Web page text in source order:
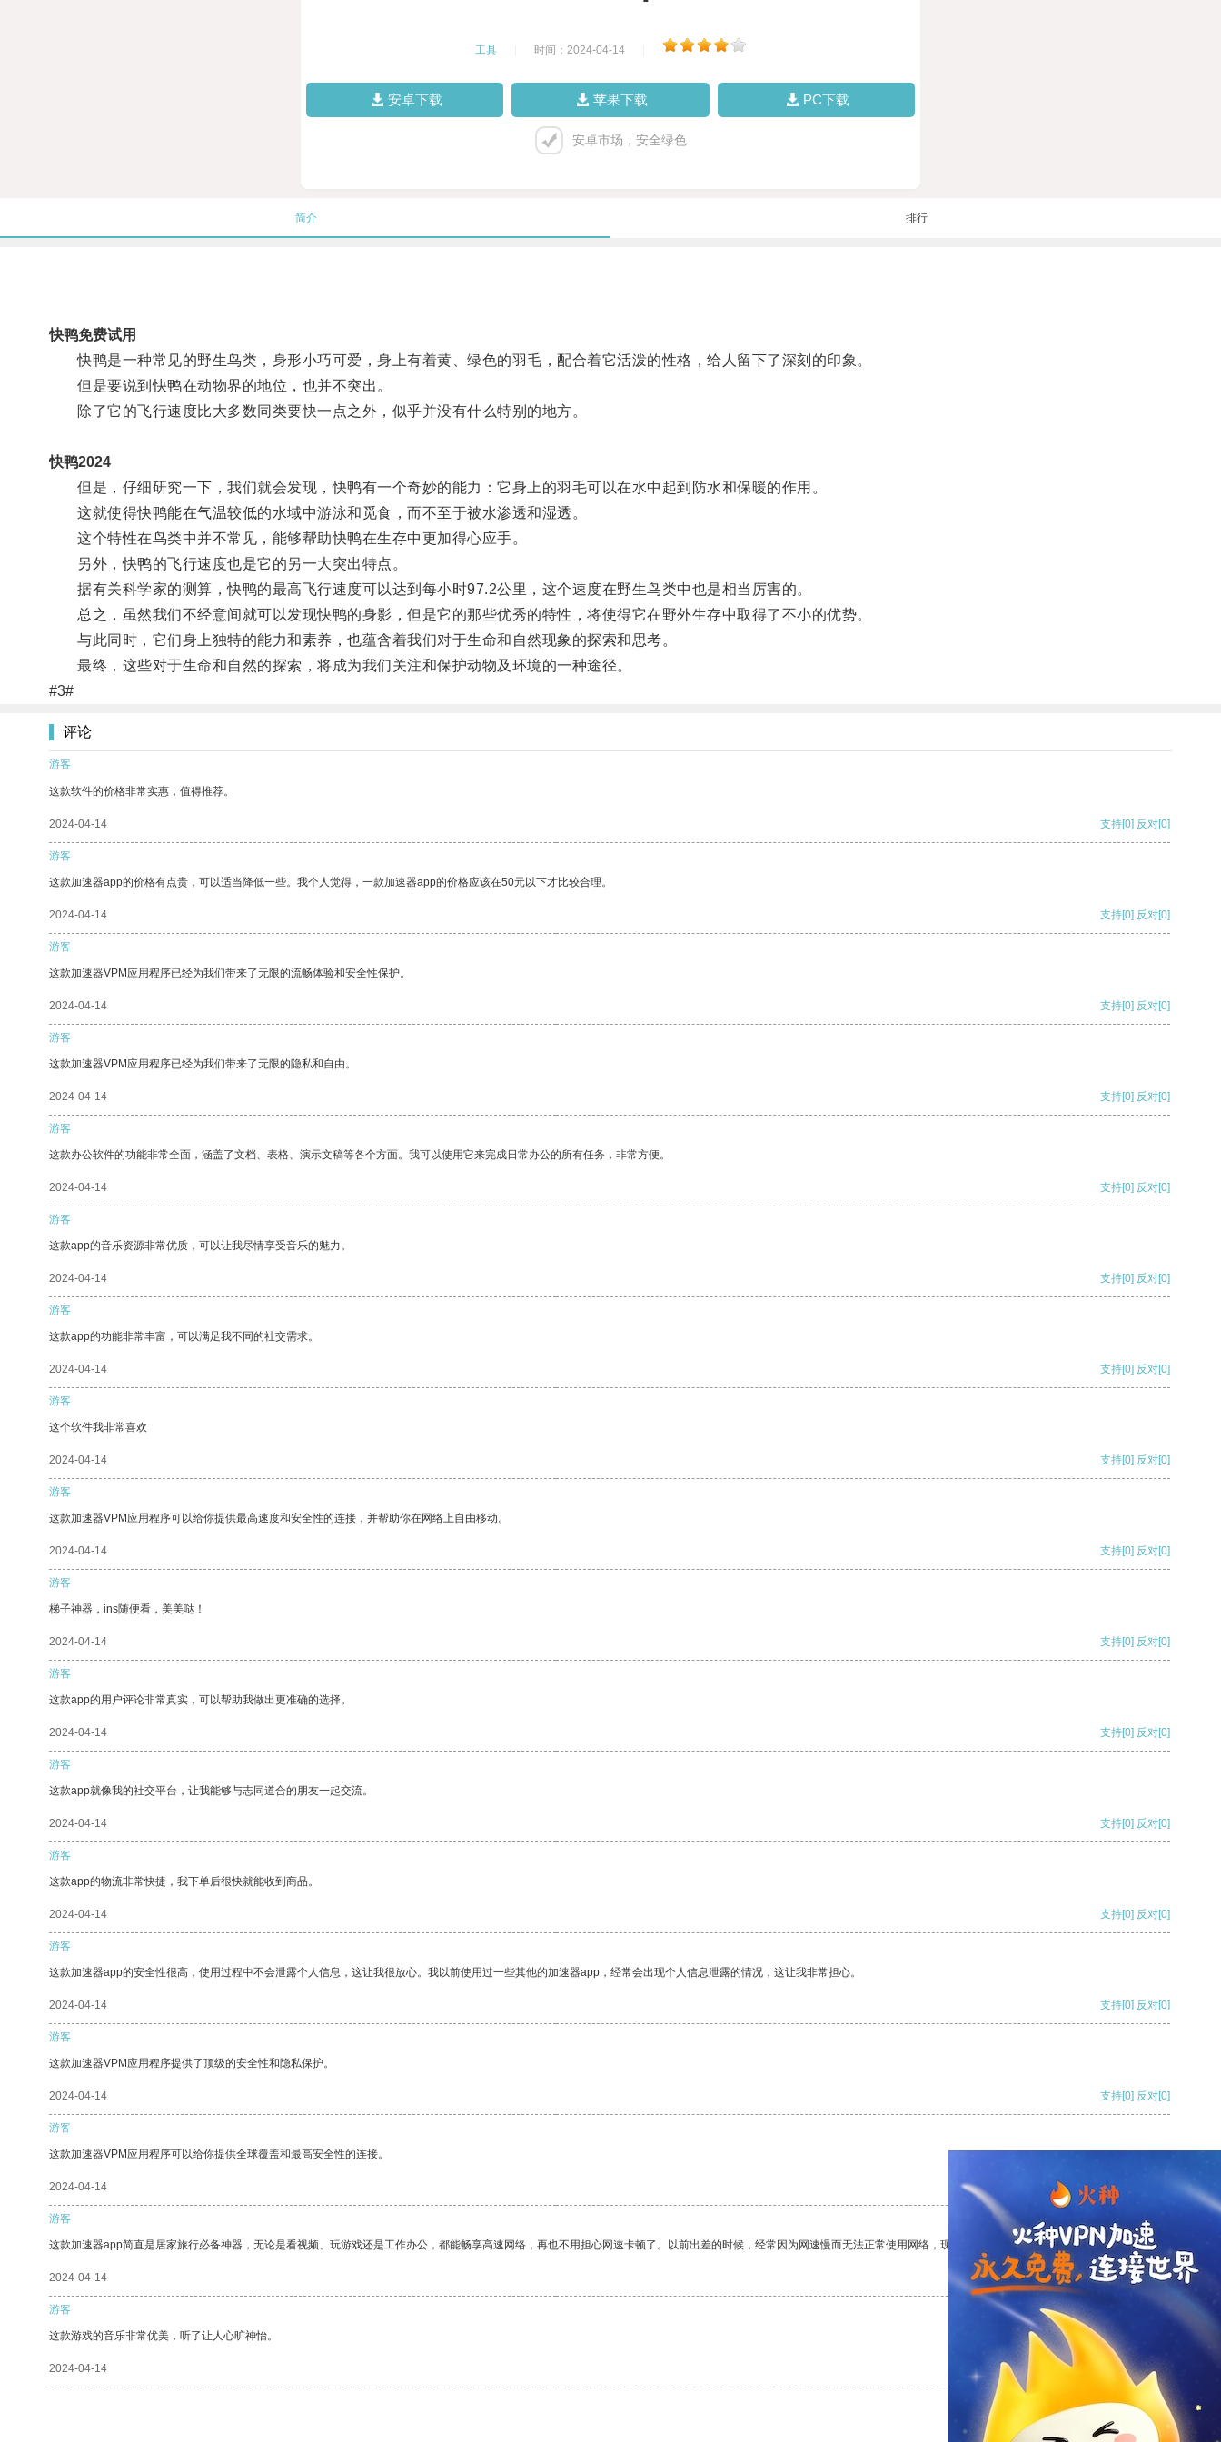
工具 时间：2024-04-14
安卓下载 苹果下载 PC下载
安卓市场，安全绿色
简介 排行
快鸭免费试用
快鸭是一种常见的野生鸟类，身形小巧可爱，身上有着黄、绿色的羽毛，配合着它活泼的性格，给人留下了深刻的印象。
但是要说到快鸭在动物界的地位，也并不突出。
除了它的飞行速度比大多数同类要快一点之外，似乎并没有什么特别的地方。
快鸭2024
但是，仔细研究一下，我们就会发现，快鸭有一个奇妙的能力：它身上的羽毛可以在水中起到防水和保暖的作用。
这就使得快鸭能在气温较低的水域中游泳和觅食，而不至于被水渗透和湿透。
这个特性在鸟类中并不常见，能够帮助快鸭在生存中更加得心应手。
另外，快鸭的飞行速度也是它的另一大突出特点。
据有关科学家的测算，快鸭的最高飞行速度可以达到每小时97.2公里，这个速度在野生鸟类中也是相当厉害的。
总之，虽然我们不经意间就可以发现快鸭的身影，但是它的那些优秀的特性，将使得它在野外生存中取得了不小的优势。
与此同时，它们身上独特的能力和素养，也蕴含着我们对于生命和自然现象的探索和思考。
最终，这些对于生命和自然的探索，将成为我们关注和保护动物及环境的一种途径。
#3#
评论
游客
这款软件的价格非常实惠，值得推荐。
2024-04-14 支持[0] 反对[0]
游客
这款加速器app的价格有点贵，可以适当降低一些。我个人觉得，一款加速器app的价格应该在50元以下才比较合理。
2024-04-14 支持[0] 反对[0]
游客
这款加速器VPM应用程序已经为我们带来了无限的流畅体验和安全性保护。
2024-04-14 支持[0] 反对[0]
游客
这款加速器VPM应用程序已经为我们带来了无限的隐私和自由。
2024-04-14 支持[0] 反对[0]
游客
这款办公软件的功能非常全面，涵盖了文档、表格、演示文稿等各个方面。我可以使用它来完成日常办公的所有任务，非常方便。
2024-04-14 支持[0] 反对[0]
游客
这款app的音乐资源非常优质，可以让我尽情享受音乐的魅力。
2024-04-14 支持[0] 反对[0]
游客
这款app的功能非常丰富，可以满足我不同的社交需求。
2024-04-14 支持[0] 反对[0]
游客
这个软件我非常喜欢
2024-04-14 支持[0] 反对[0]
游客
这款加速器VPM应用程序可以给你提供最高速度和安全性的连接，并帮助你在网络上自由移动。
2024-04-14 支持[0] 反对[0]
游客
梯子神器，ins随便看，美美哒！
2024-04-14 支持[0] 反对[0]
游客
这款app的用户评论非常真实，可以帮助我做出更准确的选择。
2024-04-14 支持[0] 反对[0]
游客
这款app就像我的社交平台，让我能够与志同道合的朋友一起交流。
2024-04-14 支持[0] 反对[0]
游客
这款app的物流非常快捷，我下单后很快就能收到商品。
2024-04-14 支持[0] 反对[0]
游客
这款加速器app的安全性很高，使用过程中不会泄露个人信息，这让我很放心。我以前使用过一些其他的加速器app，经常会出现个人信息泄露的情况，这让我非常担心。
2024-04-14 支持[0] 反对[0]
游客
这款加速器VPM应用程序提供了顶级的安全性和隐私保护。
2024-04-14 支持[0] 反对[0]
游客
这款加速器VPM应用程序可以给你提供全球覆盖和最高安全性的连接。
2024-04-14 支持
游客
这款加速器app简直是居家旅行必备神器，无论是看视频、玩游戏还是工作办公，都能畅享高速网络，再也不用担心网速卡顿了。以前出差的时候，经常因为网速慢而无法正常使用网络，现在有了这个app，我再也不用担心了。
2024-04-14 支持[0] 反对[0]
游客
这款游戏的音乐非常优美，听了让人心旷神怡。
2024-04-14 支持[0] 反对[0]